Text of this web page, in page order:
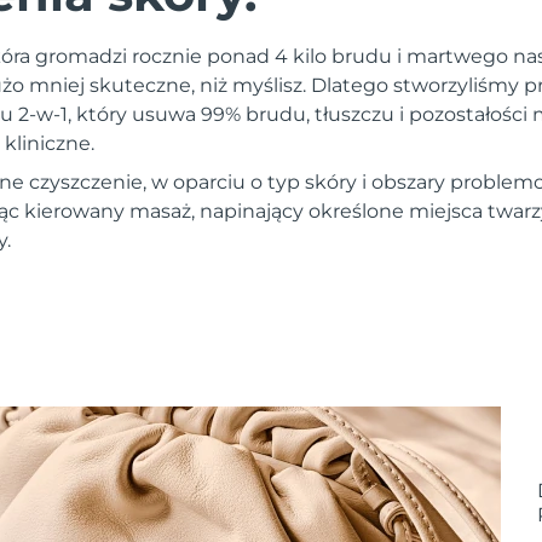
gromadzi rocznie ponad 4 kilo brudu i martwego
mniej skuteczne, niż myślisz. Dlatego stworzyliśmy
2-w-1, który usuwa 99% brudu, tłuszczu i pozostałości
czyszczenie, w oparciu o typ skóry i obszary
kierowany masaż, napinający określone miejsca